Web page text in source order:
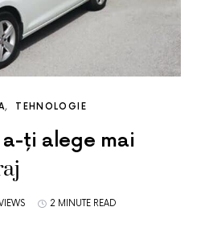
TEHNOLOGIE
ți alege mai
2 MINUTE READ